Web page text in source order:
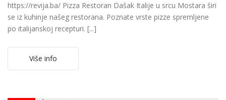
https://revija.ba/ Pizza Restoran Dašak Italije u srcu Mostara širi
se iz kuhinje našeg restorana. Poznate vrste pizze spremljene
po italijanskoj recepturi. [...]
Više info